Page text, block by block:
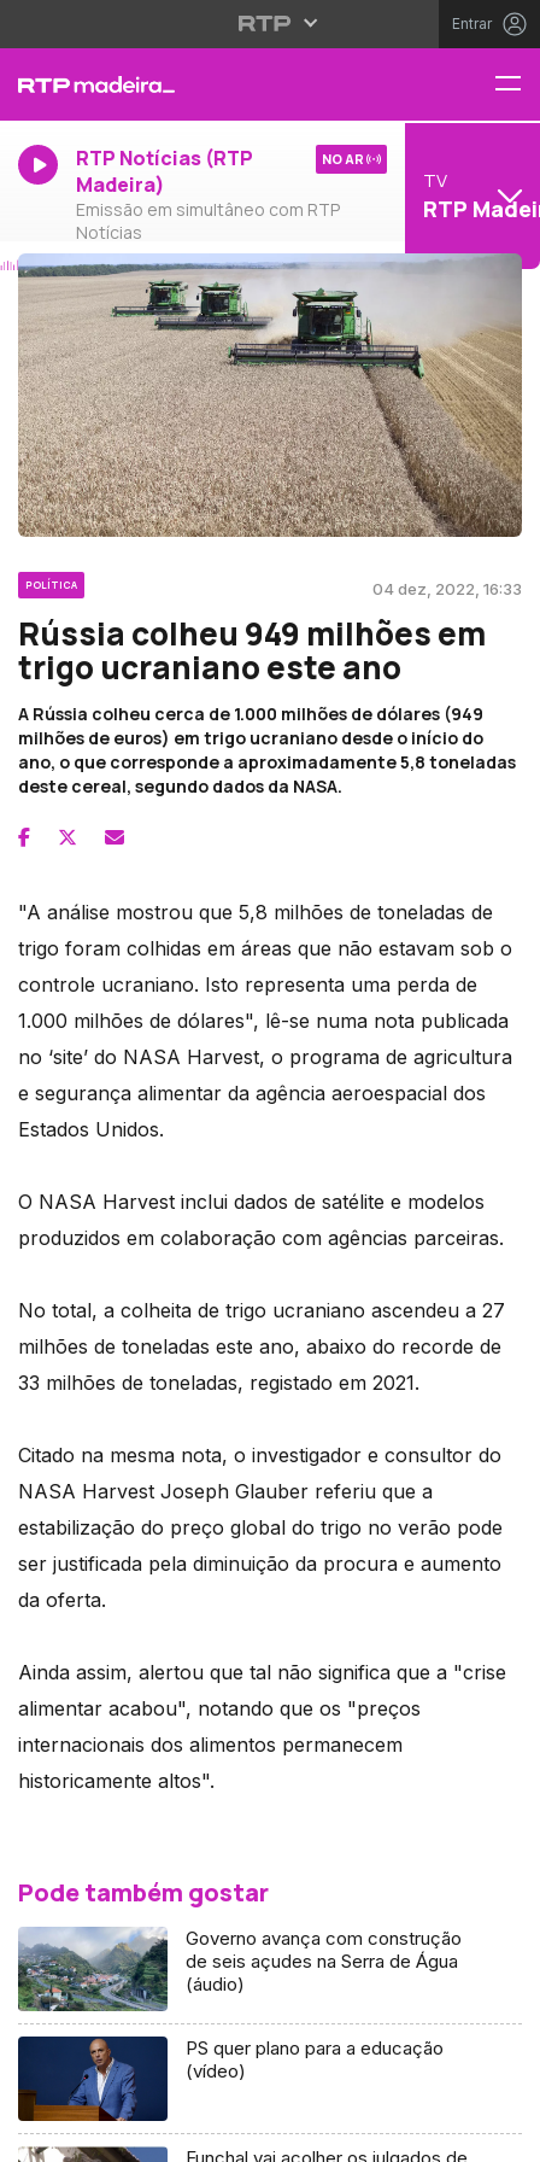
Entrar
RTP Notícias (RTP
Madeira)
Emissão em simultâneo com RTP
Notícias
NO AR
TV
RTP
POLÍTICA 04 dez, 2022, 16:33
Rússia colheu 949 milhões em
trigo ucraniano este ano
A Rússia colheu cerca de 1.000 milhões de dólares (949
milhões de euros) em trigo ucraniano desde o início do
ano, o que corresponde a aproximadamente 5,8 toneladas
deste cereal, segundo dados da NASA.
"A análise mostrou que 5,8 milhões de toneladas de
trigo foram colhidas em áreas que não estavam sob o
controle ucraniano. Isto representa uma perda de
1.000 milhões de dólares", lê-se numa nota publicada
no ‘site’ do NASA Harvest, o programa de agricultura
e segurança alimentar da agência aeroespacial dos
Estados Unidos.
O NASA Harvest inclui dados de satélite e modelos
produzidos em colaboração com agências parceiras.
No total, a colheita de trigo ucraniano ascendeu a 27
milhões de toneladas este ano, abaixo do recorde de
33 milhões de toneladas, registado em 2021.
Citado na mesma nota, o investigador e consultor do
NASA Harvest Joseph Glauber referiu que a
estabilização do preço global do trigo no verão pode
ser justificada pela diminuição da procura e aumento
da oferta.
Ainda assim, alertou que tal não significa que a "crise
alimentar acabou", notando que os "preços
internacionais dos alimentos permanecem
historicamente altos".
Pode também gostar
Governo avança com construção
de seis açudes na Serra de Água
(áudio)
PS quer plano para a educação
(vídeo)